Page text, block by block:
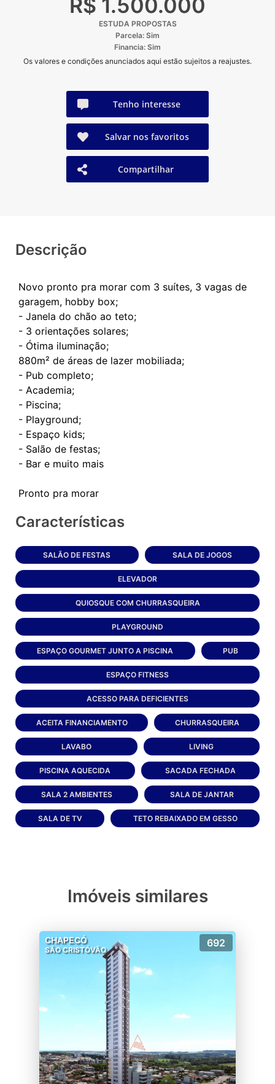
R$ 1.500.000
ESTUDA PROPOSTAS
Parcela: Sim
Financia: Sim
Os valores e condições anunciados aqui estão sujeitos a reajustes.
Tenho interesse
Salvar nos favoritos
Compartilhar
Descrição
Novo pronto pra morar com 3 suítes, 3 vagas de
garagem, hobby box;
- Janela do chão ao teto;
- 3 orientações solares;
- Ótima iluminação;
880m² de áreas de lazer mobiliada;
- Pub completo;
- Academia;
- Piscina;
- Playground;
- Espaço kids;
- Salão de festas;
- Bar e muito mais
Características
SALÃO DE FESTAS SALA DE JOGOS
ELEVADOR
QUIOSQUE COM CHURRASQUEIRA
PLAYGROUND
ESPAÇO GOURMET JUNTO A PISCINA PUB
ESPAÇO FITNESS
ACESSO PARA DEFICIENTES
ACEITA FINANCIAMENTO CHURRASQUEIRA
LAVABO LIVING
PISCINA AQUECIDA SACADA FECHADA
SALA 2 AMBIENTES SALA DE JANTAR
SALA DE TV TETO REBAIXADO EM GESSO
Imóveis similares
CHAPECÓ
SÃO CRISTÓVÃO
692